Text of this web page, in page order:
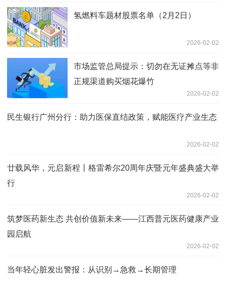
氢燃料车题材股票名单（2月2日）
2026-02-02
市场监管总局提示：切勿在无证摊点等非
正规渠道购买烟花爆竹
2026-02-02
民生银行广州分行：助力医保直结政策，赋能医疗产业生态
2026-02-02
廿载风华，元启新程丨格雷希尔20周年庆暨元年盛典盛大举
行
2026-02-02
筑梦医药新生态 共创价值新未来——江西普元医药健康产业
园启航
2026-02-02
当年轻心脏发出警报：从识别→急救→长期管理